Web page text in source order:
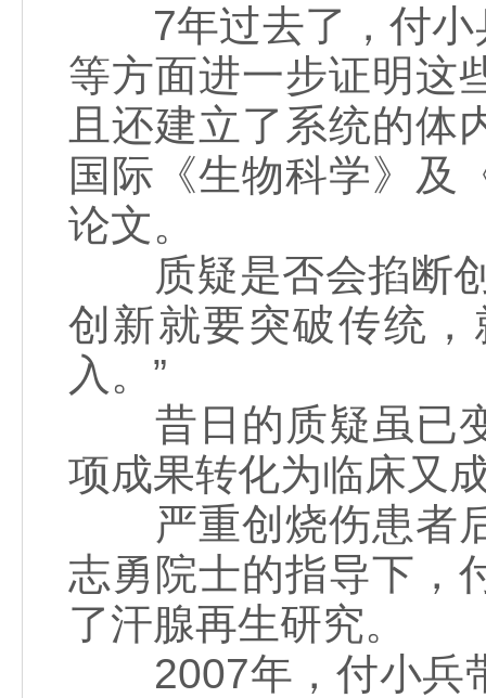
7年过去了，付小
等方面进一步证明这
且还建立了系统的体
国际《生物科学》及
论文。
质疑是否会掐断创
创新就要突破传统
入。”
昔日的质疑虽已变
项成果转化为临床又
严重创烧伤患者后
志勇院士的指导下，
了汗腺再生研究。
2007年，付小兵带